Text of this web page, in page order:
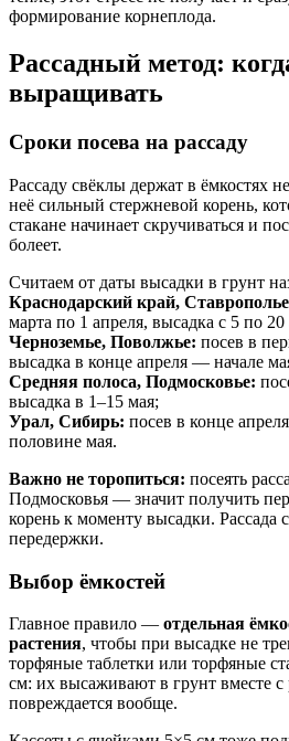
формирование корнеплода.
Рассадный метод:
выращивать
Сроки посева на рассаду
Рассаду свёклы держат в ёмкостях
неё сильный стержневой корень,
стакане начинает скручиваться и
болеет.
Считаем от даты высадки в грунт
Краснодарский край,
марта по 1 апреля, высадка с 5 по 20
Черноземье, Поволжье: посев в
высадка в конце апреля — начале
Средняя полоса, Подмосковье:
высадка в 1–15 мая;
Урал, Сибирь: посев в конце
половине мая.
Важно не торопиться: посеять
Подмосковья — значит получить
корень к моменту высадки. Рассада
передержки.
Выбор ёмкостей
Главное правило — отдельная
растения, чтобы при высадке не
торфяные таблетки или торфяные
см: их высаживают в грунт вместе с
повреждается вообще.